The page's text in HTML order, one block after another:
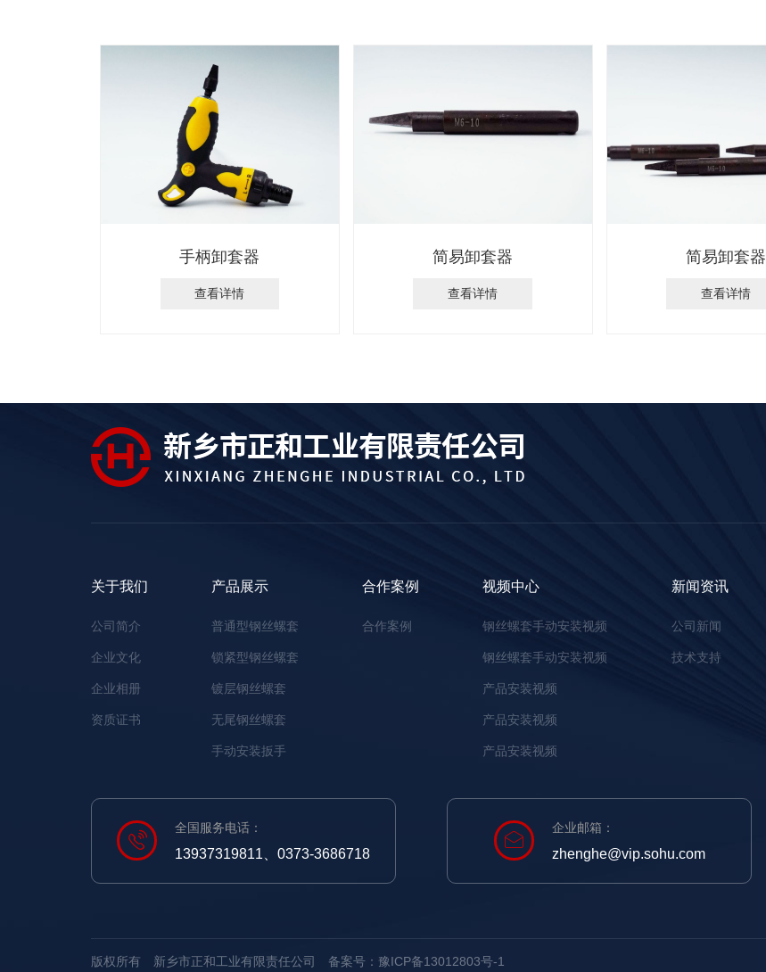
手柄卸套器
查看详情
简易卸套器
查看详情
简易卸套器
查看详情
关于我们
公司简介
企业文化
企业相册
资质证书
产品展示
普通型钢丝螺套
锁紧型钢丝螺套
镀层钢丝螺套
无尾钢丝螺套
手动安装扳手
合作案例
合作案例
视频中心
钢丝螺套手动安装视频
钢丝螺套手动安装视频
产品安装视频
产品安装视频
产品安装视频
新闻资讯
公司新闻
技术支持
全国服务电话：
13937319811、0373-3686718
企业邮箱：
zhenghe@vip.sohu.com
版权所有 新乡市正和工业有限责任公司 备案号：豫ICP备13012803号-1